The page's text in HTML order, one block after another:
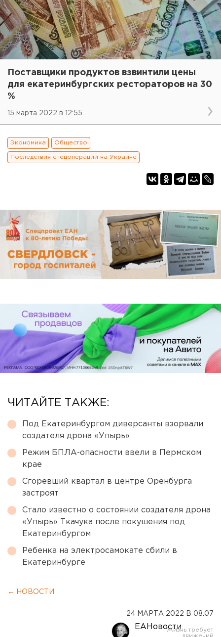
Поставщики продуктов взвинтили цены
для екатеринбургских рестораторов на 30
%
15 марта 2022 в 12:55
Экономика Общество
Последствия спецоперации на Украине
ЧИТАЙТЕ ТАКЖЕ:
Под Екатеринбургом диверсанты взорвали
создателя дрона «Упырь»
Режим БПЛА-опасности ввели в Пермском
крае
Сгоревший квартал в центре Оренбурга
застроят
Стало известно о состоянии создателя дрона
«Упырь» Ткачука после покушения под
Екатеринбургом
Ребенка на электросамокате сбили в
Екатеринбурге
← НОВОСТИ
24 МАРТА 2022 В 08:07
ЕАНовости